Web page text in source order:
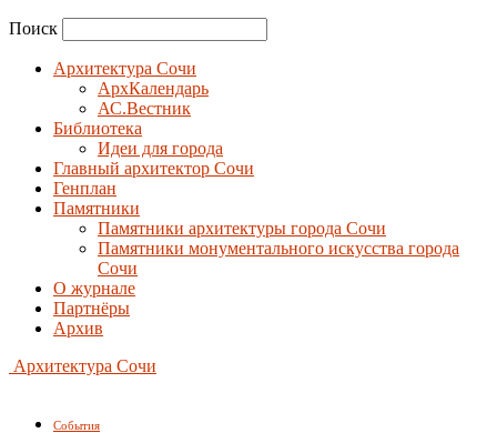
Поиск
Архитектура Сочи
АрхКалендарь
АС.Вестник
Библиотека
Идеи для города
Главный архитектор Сочи
Генплан
Памятники
Памятники архитектуры города Сочи
Памятники монументального искусства города
Сочи
О журнале
Партнёры
Архив
Архитектура Сочи
События